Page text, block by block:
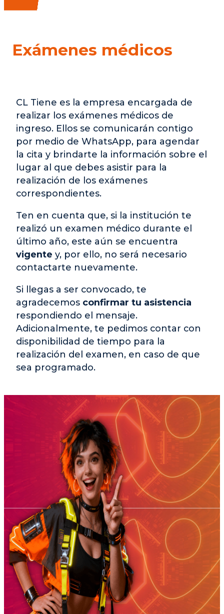
Exámenes médicos
CL Tiene es la empresa encargada de
realizar los exámenes médicos de
ingreso. Ellos se comunicarán contigo
por medio de WhatsApp, para agendar
la cita y brindarte la información sobre el
lugar al que debes asistir para la
realización de los exámenes
correspondientes.
Ten en cuenta que, si la institución te
realizó un examen médico durante el
último año, este aún se encuentra
vigente y, por ello, no será necesario
contactarte nuevamente.
Si llegas a ser convocado, te
agradecemos confirmar tu asistencia
respondiendo el mensaje.
Adicionalmente, te pedimos contar con
disponibilidad de tiempo para la
realización del examen, en caso de que
sea programado.